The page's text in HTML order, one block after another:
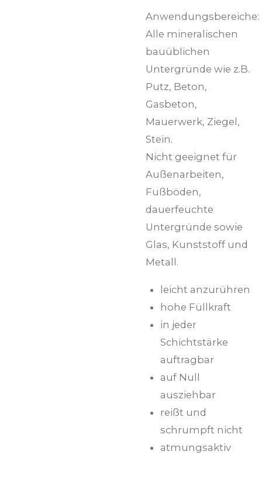
Anwendungsbereiche:
Alle mineralischen
bauüblichen
Untergründe wie z.B.
Putz, Beton,
Gasbeton,
Mauerwerk, Ziegel,
Stein.
Nicht geeignet für
Außenarbeiten,
Fußböden,
dauerfeuchte
Untergründe sowie
Glas, Kunststoff und
Metall.
leicht anzurühren
hohe Füllkraft
in jeder
Schichtstärke
auftragbar
auf Null
ausziehbar
reißt und
schrumpft nicht
atmungsaktiv